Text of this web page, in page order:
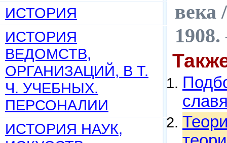
ИСТОРИЯ
ИСТОРИЯ
ВЕДОМСТВ,
ОРГАНИЗАЦИЙ, В Т.
Ч. УЧЕБНЫХ.
ПЕРСОНАЛИИ
ИСТОРИЯ НАУК,